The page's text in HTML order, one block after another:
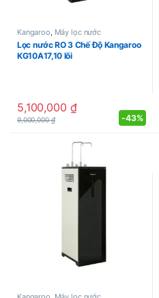
Kangaroo Máy lọc nước
Lọc nước RO 3 Chế Độ Kangaroo
KG10A17,10 lõi
5,100,000 ₫
9,000,000₫ -43%